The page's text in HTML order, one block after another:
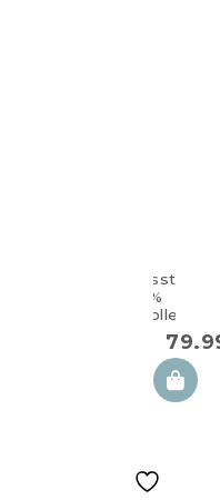
aus 100%
Baumwolle